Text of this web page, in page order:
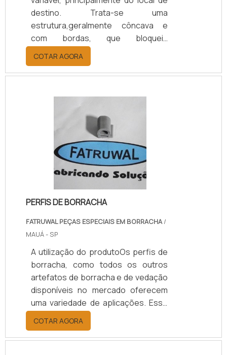
destino. Trata-se uma
estrutura,geralmente côncava e
com bordas, que bloqueia
fluídos.Para explicar melhor, a
vedação proporcionada pelo
diafragma de borracha assegura, de
exemplo, sem que ocorra escape de
fluídos.Importante citar que, o
diafragma é um produto prático e
simples para ser utilizado, mas
deve-se levar em consideração
onde ele deverá ser utilizado e s.
COTAR AGORA
PERFIS DE BORRACHA
FATRUWAL PEÇAS ESPECIAIS EM BORRACHA/
MAUÁ - SP
A utilização do produtoOs perfis de
borracha, como todos os outros
artefatos de borracha e de vedação
disponíveis no mercado oferecem
uma variedade de aplicações. Esse
tipo de item serve como base para a
composição de muitos produtos dos
diversos tipos de indústria. São
COTAR AGORA